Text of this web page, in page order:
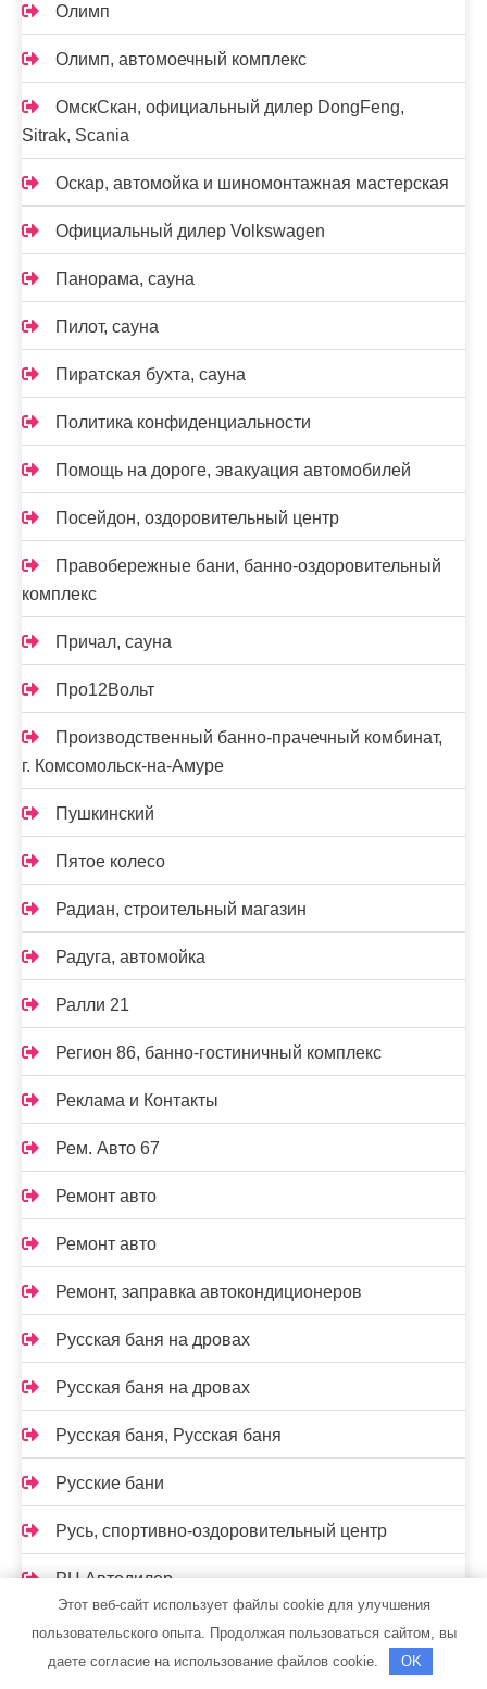
Олимп
Олимп, автомоечный комплекс
ОмскСкан, официальный дилер DongFeng,
Sitrak, Scania
Оскар, автомойка и шиномонтажная мастерская
Официальный дилер Volkswagen
Панорама, сауна
Пилот, сауна
Пиратская бухта, сауна
Политика конфиденциальности
Помощь на дороге, эвакуация автомобилей
Посейдон, оздоровительный центр
Правобережные бани, банно-оздоровительный
комплекс
Причал, сауна
Про12Вольт
Производственный банно-прачечный комбинат,
г. Комсомольск-на-Амуре
Пушкинский
Пятое колесо
Радиан, строительный магазин
Радуга, автомойка
Ралли 21
Регион 86, банно-гостиничный комплекс
Реклама и Контакты
Рем. Авто 67
Ремонт авто
Ремонт авто
Ремонт, заправка автокондиционеров
Русская баня на дровах
Русская баня на дровах
Русская баня, Русская баня
Русские бани
Русь, спортивно-оздоровительный центр
РЦ Автодилер
Рэн, сервисный автокомплекс
С легким паром, сауна
Этот веб-сайт использует файлы cookie для улучшения
пользовательского опыта. Продолжая пользоваться сайтом, вы
даете согласие на использование файлов cookie.
OK